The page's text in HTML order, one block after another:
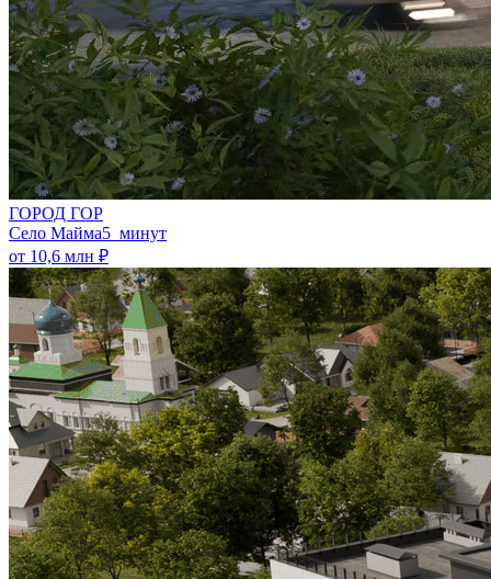
ГОРОД ГОР
Село Майма5 минут
от 10,6 млн ₽